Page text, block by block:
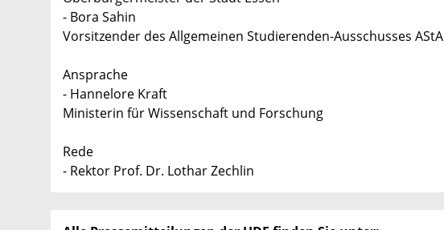
- Bora Sahin
Vorsitzender des Allgemeinen Studierenden-Ausschusses AStA
Ansprache
- Hannelore Kraft
Ministerin für Wissenschaft und Forschung
Rede
- Rektor Prof. Dr. Lothar Zechlin